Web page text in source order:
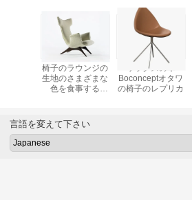
椅子のラウンジの
生地のさまざまな
色を食事する
維
ワックスの革
Boconceptオタワ
の椅子のレプリカ
言語を変えて下さい